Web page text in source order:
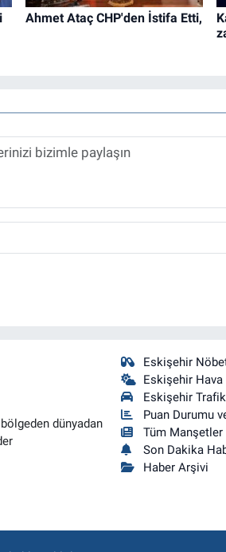
Ahmet Ataç CHP'den İstifa Etti,
dünyadan
Eskişehir
Eskişehir Hava
Eskişehir
Puan Durumu
Tüm Manşetler
Son Dakika
Haber Arşivi